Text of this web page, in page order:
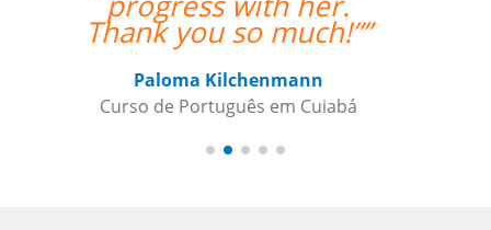
Nazário Ismael Meguigy
Curso de Árabe em Aracaju